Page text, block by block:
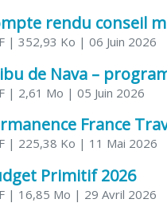
| 352,93 Ko | 06 Juin 2026
| 2,61 Mo | 05 Juin 2026
| 225,38 Ko | 11 Mai 2026
Primitif 2026
| 16,85 Mo | 29 Avril 2026